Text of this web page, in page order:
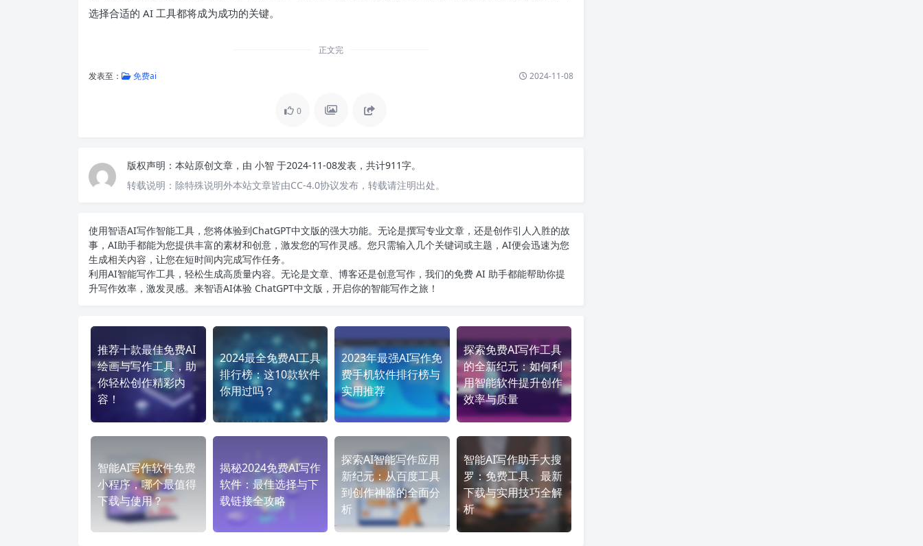
选择合适的 AI 工具都将成为成功的关键。
正文完
发表至： 免费ai 2024-11-08
0
版权声明： 本站原创文章，由 小智 于2024-11-08发表，共计911字。
转载说明： 除特殊说明外本站文章皆由CC-4.0协议发布，转载请注明出处。
使用智语AI写作智能工具，您将体验到ChatGPT中文版的强大功能。无论是撰写专业文章，还是创作引人入胜的故
事，AI助手都能为您提供丰富的素材和创意，激发您的写作灵感。您只需输入几个关键词或主题，AI便会迅速为您
生成相关内容，让您在短时间内完成写作任务。
利用AI智能写作工具，轻松生成高质量内容。无论是文章、博客还是创意写作，我们的免费 AI 助手都能帮助你提
升写作效率，激发灵感。来智语AI体验 ChatGPT中文版 ，开启你的智能写作之旅！
推荐十款最佳免费AI
绘画与写作工具，助
你轻松创作精彩内
容！
2024最全免费AI工具
排行榜：这10款软件
你用过吗？
2023年最强AI写作免
费手机软件排行榜与
实用推荐
探索免费AI写作工具
的全新纪元：如何利
用智能软件提升创作
效率与质量
智能AI写作软件免费
小程序，哪个最值得
下载与使用？
揭秘2024免费AI写作
软件：最佳选择与下
载链接全攻略
探索AI智能写作应用
新纪元：从百度工具
到创作神器的全面分
析
智能AI写作助手大搜
罗：免费工具、最新
下载与实用技巧全解
析